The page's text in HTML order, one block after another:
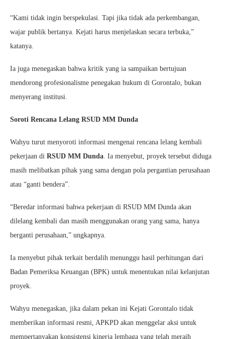
“Kami tidak ingin berspekulasi. Tapi jika tidak ada perkembangan,
wajar publik bertanya. Kejati harus menjelaskan secara terbuka,”
katanya.
Ia juga menegaskan bahwa kritik yang ia sampaikan bertujuan
mendorong profesionalisme penegakan hukum di Gorontalo, bukan
menyerang institusi.
Soroti Rencana Lelang RSUD MM Dunda
Wahyu turut menyoroti informasi mengenai rencana lelang kembali
pekerjaan di RSUD MM Dunda. Ia menyebut, proyek tersebut diduga
masih melibatkan pihak yang sama dengan pola pergantian perusahaan
atau “ganti bendera”.
“Beredar informasi bahwa pekerjaan di RSUD MM Dunda akan
dilelang kembali dan masih menggunakan orang yang sama, hanya
berganti perusahaan,” ungkapnya.
Ia menyebut pihak terkait berdalih menunggu hasil perhitungan dari
Badan Pemeriksa Keuangan (BPK) untuk menentukan nilai kelanjutan
proyek.
Wahyu menegaskan, jika dalam pekan ini Kejati Gorontalo tidak
memberikan informasi resmi, APKPD akan menggelar aksi untuk
mempertanyakan konsistensi kinerja lembaga yang telah meraih